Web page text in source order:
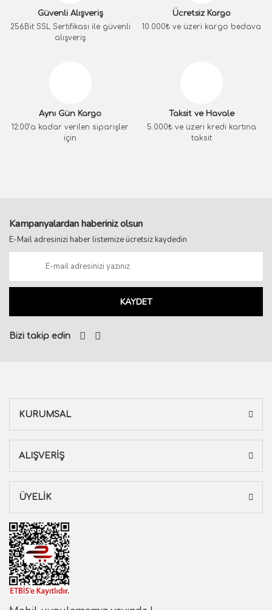
Güvenli Alışveriş
256Bit SSL Sertifikası ile güvenli
alışveriş
Ücretsiz Kargo
10.000₺ ve üzeri kargo bedava
Aynı Gün Kargo
12:00’a kadar verilen siparişler
için
Taksit ve Havale
5.000₺ ve üzeri kredi kartına
taksit
Kampanyalardan haberiniz olsun
E-Mail adresinizi haber listemize ücretsiz kaydedin
KAYDET
Bizi takip edin
KURUMSAL
ALIŞVERİŞ
ÜYELİK